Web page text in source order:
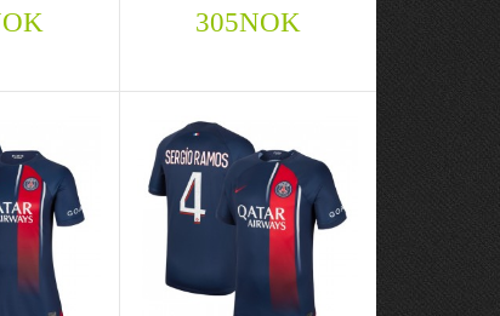
Ramos 4
Herre
Sevilla FC Sergio Ramos 4
Hjemme 23-24 - Herre
720NOK
305NOK